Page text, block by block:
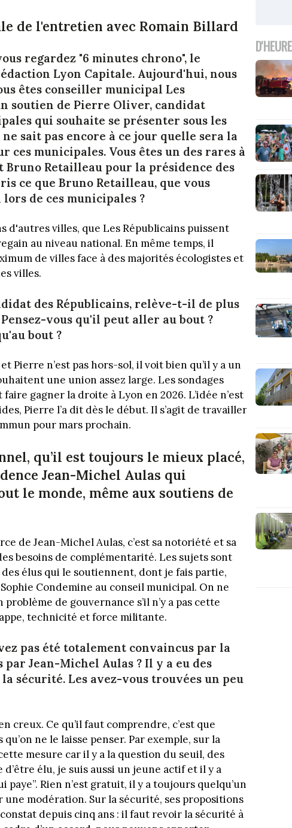
de l'entretien avec Romain Billard
regardez "6 minutes chrono", le
Lyon Capitale. Aujourd'hui, nous
êtes conseiller municipal Les
soutien de Pierre Oliver, candidat
qui souhaite se présenter sous les
sait pas encore à ce jour quelle sera la
ces municipales. Vous êtes un des rares à
Retailleau pour la présidence des
ce que Bruno Retailleau, que vous
de ces municipales ?
d'autres villes, que Les Républicains puissent
au niveau national. En même temps, il
de villes face à des majorités écologistes et
villes.
des Républicains, relève-t-il de plus
vous qu'il peut aller au bout ?
bout ?
Pierre n’est pas hors-sol, il voit bien qu’il y a un
une union assez large. Les sondages
gagner la droite à Lyon en 2026. L’idée n’est
Pierre l’a dit dès le début. Il s’agit de travailler
pour mars prochain.
qu’il est toujours le mieux placé,
Jean-Michel Aulas qui
le monde, même aux soutiens de
de Jean-Michel Aulas, c’est sa notoriété et sa
besoins de complémentarité. Les sujets sont
élus qui le soutiennent, dont je fais partie,
Condemine au conseil municipal. On ne
de gouvernance s’il n’y a pas cette
technicité et force militante.
pas été totalement convaincus par la
Jean-Michel Aulas ? Il y a eu des
sécurité. Les avez-vous trouvées un peu
creux. Ce qu’il faut comprendre, c’est que
ne le laisse penser. Par exemple, sur la
mesure car il y a la question du seuil, des
élu, je suis aussi un jeune actif et il y a
Rien n’est gratuit, il y a toujours quelqu’un
modération. Sur la sécurité, ses propositions
depuis cinq ans : il faut revoir la sécurité à